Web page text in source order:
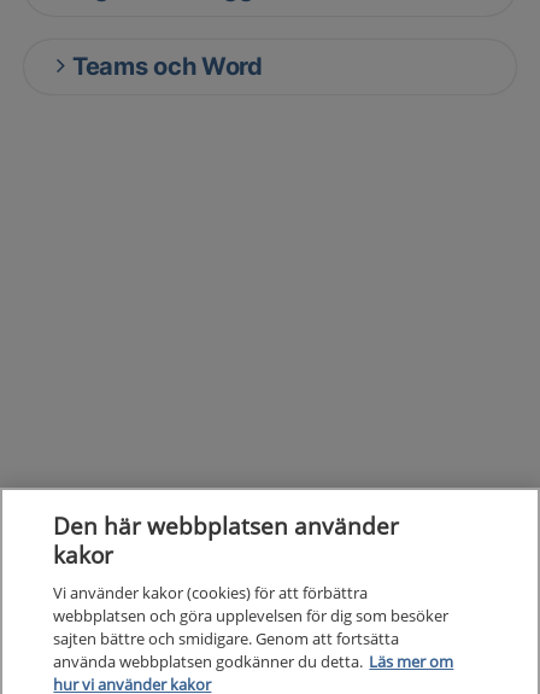
Teams och Word
Kunskapsstöd
Den här webbplatsen använder
kakor
Vi använder kakor (cookies) för att förbättra
webbplatsen och göra upplevelsen för dig som besöker
sajten bättre och smidigare. Genom att fortsätta
använda webbplatsen godkänner du detta. Läs mer om
hur vi använder kakor